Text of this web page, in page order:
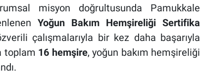
misyon doğrultusunda Pamukkale
Yoğun Bakım Hemşireliği Sertifika
çalışmalarıyla bir kez daha başarıyla
toplam 16 hemşire, yoğun bakım hemşireliği